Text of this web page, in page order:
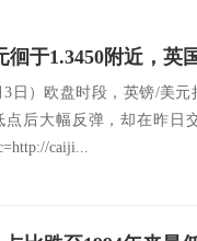
3日）欧盘时段，英镑/美
点后大幅反弹，却在昨日
caiji...